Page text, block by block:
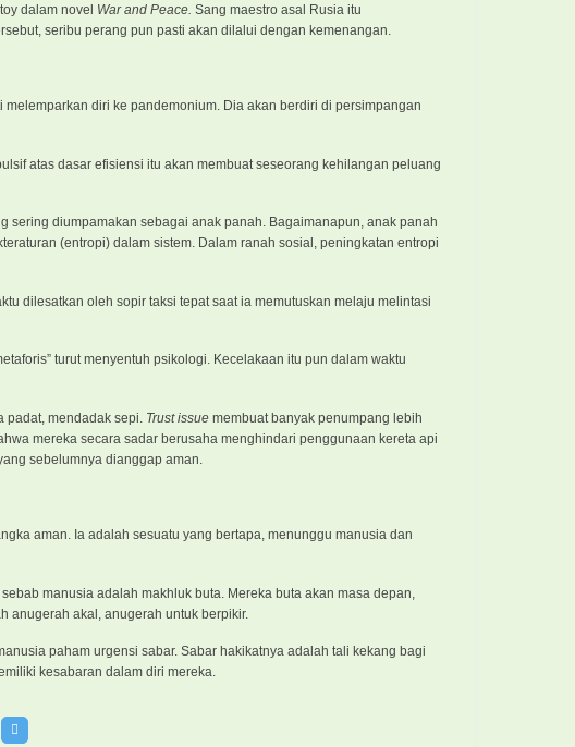
dalam novel War and Peace. Sang maestro asal Rusia itu
seribu perang pun pasti akan dilalui dengan kemenangan.
diri ke pandemonium. Dia akan berdiri di persimpangan
atas dasar efisiensi itu akan membuat seseorang kehilangan peluang
sering diumpamakan sebagai anak panah. Bagaimanapun, anak panah
(entropi) dalam sistem. Dalam ranah sosial, peningkatan entropi
dilesatkan oleh sopir taksi tepat saat ia memutuskan melaju melintasi
turut menyentuh psikologi. Kecelakaan itu pun dalam waktu
padat, mendadak sepi. Trust issue membuat banyak penumpang lebih
mereka secara sadar berusaha menghindari penggunaan kereta api
sebelumnya dianggap aman.
aman. Ia adalah sesuatu yang bertapa, menunggu manusia dan
manusia adalah makhluk buta. Mereka buta akan masa depan,
anugerah akal, anugerah untuk berpikir.
paham urgensi sabar. Sabar hakikatnya adalah tali kekang bagi
kesabaran dalam diri mereka.